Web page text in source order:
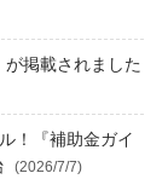
掲載されました
！『補助金ガイ
(2026/7/7)